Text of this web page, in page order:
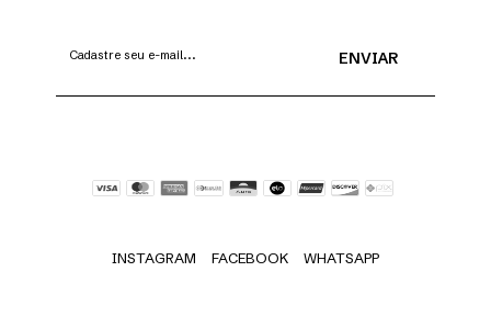
INSTAGRAM FACEBOOK WHATSAPP